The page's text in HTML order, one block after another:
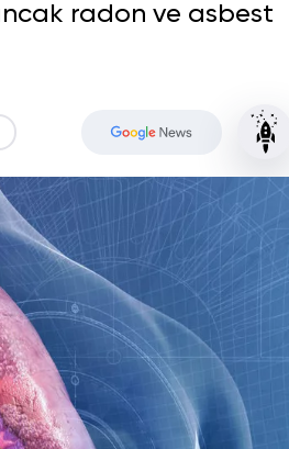
radon ve asbest